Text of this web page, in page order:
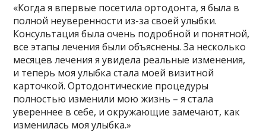
«Когда я впервые посетила ортодонта, я была в
полной неуверенности из-за своей улыбки.
Консультация была очень подробной и понятной,
все этапы лечения были объяснены. За несколько
месяцев лечения я увидела реальные изменения,
и теперь моя улыбка стала моей визитной
карточкой. Ортодонтические процедуры
полностью изменили мою жизнь – я стала
увереннее в себе, и окружающие замечают, как
изменилась моя улыбка.»